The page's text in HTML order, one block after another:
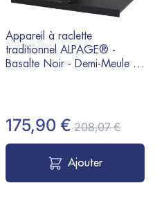
Appareil à raclette
traditionnel ALPAGE® -
Basalte Noir - Demi-Meule -
175,90 € 208,07 €
Ajouter